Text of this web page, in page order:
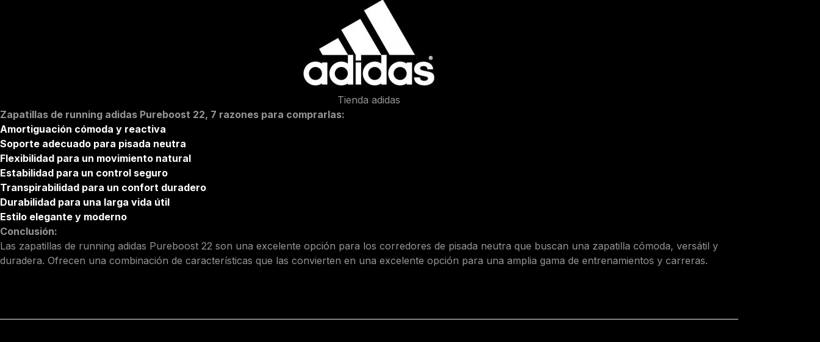
Tienda adidas
Zapatillas de running adidas Pureboost 22, 7 razones para comprarlas:
Amortiguación cómoda y reactiva
Soporte adecuado para pisada neutra
Flexibilidad para un movimiento natural
Estabilidad para un control seguro
Transpirabilidad para un confort duradero
Durabilidad para una larga vida útil
Estilo elegante y moderno
Conclusión:
Las zapatillas de running adidas Pureboost 22 son una excelente opción para los corredores de pisada neutra que buscan una zapatilla cómoda, versátil y
duradera. Ofrecen una combinación de características que las convierten en una excelente opción para una amplia gama de entrenamientos y carreras.